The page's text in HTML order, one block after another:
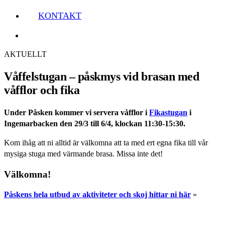
KONTAKT
AKTUELLT
Våffelstugan – påskmys vid brasan med
våfflor och fika
Under Påsken kommer vi servera våfflor i Fikastugan i
Ingemarbacken den 29/3 till 6/4, klockan 11:30-15:30.
Kom ihåg att ni alltid är välkomna att ta med ert egna fika till vår
mysiga stuga med värmande brasa. Missa inte det!
Välkomna!
Påskens hela utbud av aktiviteter och skoj hittar ni här »